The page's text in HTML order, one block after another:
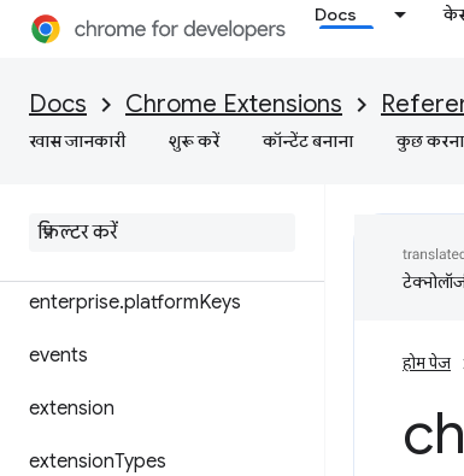
Docs
Docs Chrome Extensions
खास जानकारी शुरू करें कॉन्टेंट बनाना कुछ
downloads
enterprise.hardwarePlatform
enterprise
enterprise.platformKeys
events
extension
extensionTypes
होम पेज